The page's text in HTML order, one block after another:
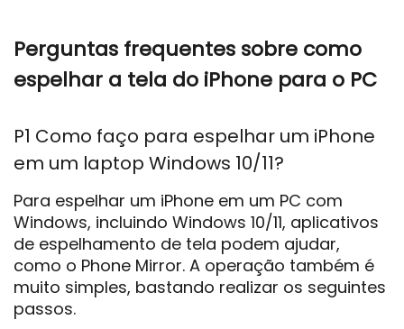
Perguntas frequentes sobre como
espelhar a tela do iPhone para o PC
P1 Como faço para espelhar um iPhone
em um laptop Windows 10/11?
Para espelhar um iPhone em um PC com
Windows, incluindo Windows 10/11, aplicativos
de espelhamento de tela podem ajudar,
como o Phone Mirror. A operação também é
muito simples, bastando realizar os seguintes
passos.